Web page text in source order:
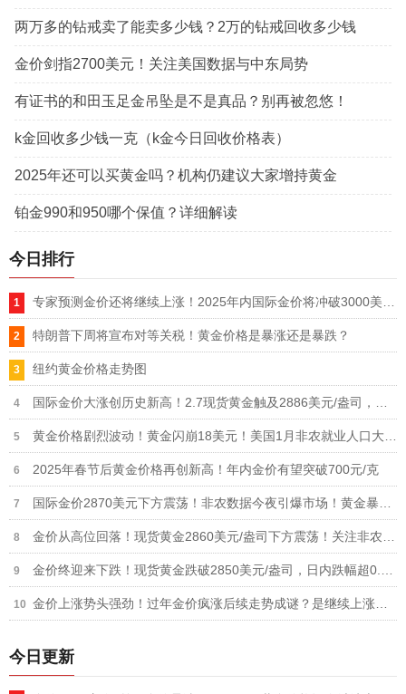
两万多的钻戒卖了能卖多少钱？2万的钻戒回收多少钱
金价剑指2700美元！关注美国数据与中东局势
有证书的和田玉足金吊坠是不是真品？别再被忽悠！
k金回收多少钱一克（k金今日回收价格表）
2025年还可以买黄金吗？机构仍建议大家增持黄金
铂金990和950哪个保值？详细解读
今日排行
特朗普下周将宣布对等关税！黄金价格是暴涨还是暴跌？
纽约黄金价格走势图
2025年春节后黄金价格再创新高！年内金价有望突破700元/克
今日更新